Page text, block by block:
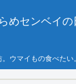
めセンベイの
ウマイもの食べたい